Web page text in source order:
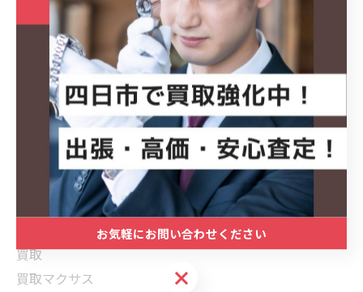
#ツインバード
#WMEC70
#洗濯機買取
#生活家電
#家電買取
四日市買取
三重県買取
買取
買取マクサス
お気軽にお問い合わせください
お気軽にお問い合わせください